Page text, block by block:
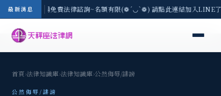
最新消息
區-8/3(一) 現場免費法律諮詢~名額有限(❁´◡`❁) 請點此連結加入
首頁›法律知識庫›法律知識庫›公然侮辱/誹謗
公然侮辱/誹謗